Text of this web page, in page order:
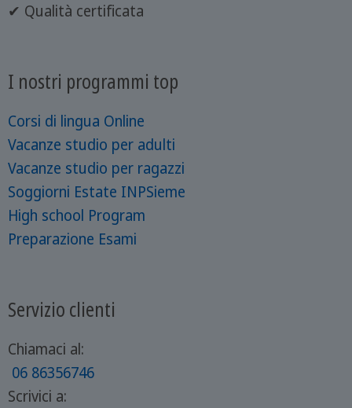
✔ Qualità certificata
I nostri programmi top
Corsi di lingua Online
Vacanze studio per adulti
Vacanze studio per ragazzi
Soggiorni Estate INPSieme
High school Program
Preparazione Esami
Servizio clienti
Chiamaci al:
06 86356746
Scrivici a: